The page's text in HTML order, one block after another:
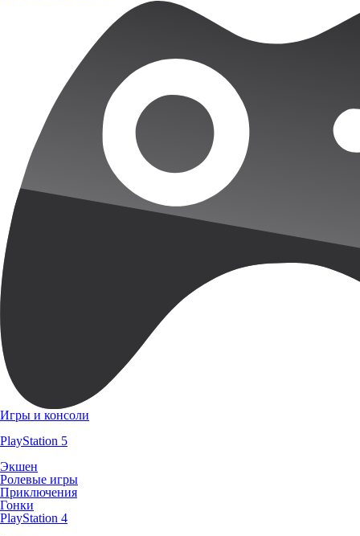
Игры и консоли
PlayStation 5
Экшен
Ролевые игры
Приключения
Гонки
PlayStation 4